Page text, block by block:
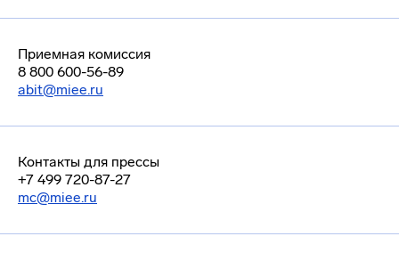
Приемная комиссия
8 800 600-56-89
abit@miee.ru
Контакты для прессы
+7 499 720-87-27
mc@miee.ru